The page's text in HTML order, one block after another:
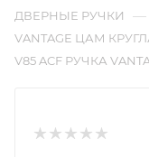
ДВЕРНЫЕ РУЧКИ —
VANTAGE ЦАМ
V85 ACF РУЧКА